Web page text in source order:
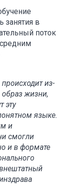
занятия в
поток
из-
жизни,
эту
языке.
и
смогли
и в формате